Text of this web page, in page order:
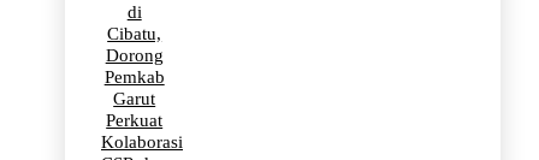
di
Cibatu,
Dorong
Pemkab
Garut
Perkuat
Kolaborasi